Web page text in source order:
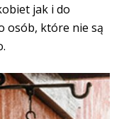
jak i do
osób, które nie są